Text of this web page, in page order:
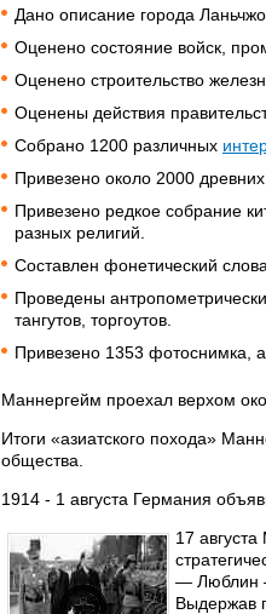
Дано описание города
Оценено состояние войск,
Оценено строительство
Оценены действия
Собрано 1200 различных
Привезено около 2000
Привезено редкое собрание
разных религий.
Составлен фонетический
Проведены
тангутов, торгоутов.
Привезено 1353 фотоснимка,
Маннергейм проехал верхом
Итоги «азиатского похода»
общества.
1914 - 1 августа Германия
17
— Люблин
Выдержав